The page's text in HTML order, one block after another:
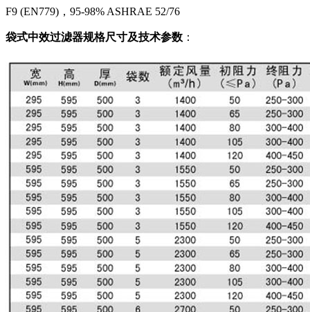
F9 (EN779)，95-98% ASHRAE 52/76
袋式中效过滤器规格尺寸及技术参数 ：